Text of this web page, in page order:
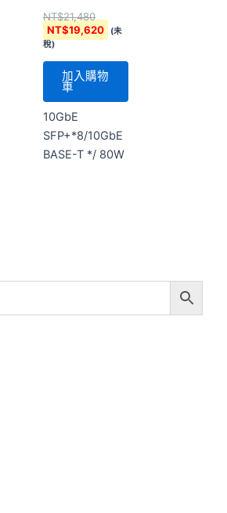
一套件 擴充機架
式)
NT$21,480
NT$19,620
(未
稅)
加入購物
車
10GbE
SFP+*8/10GbE
BASE-T */ 80W